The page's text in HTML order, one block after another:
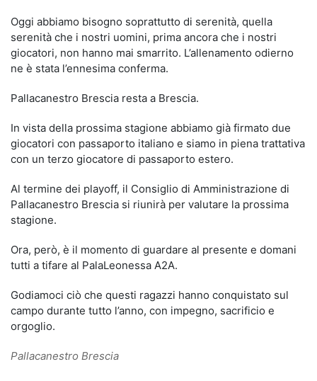
Oggi abbiamo bisogno soprattutto di serenità, quella
serenità che i nostri uomini, prima ancora che i nostri
giocatori, non hanno mai smarrito. L’allenamento odierno
ne è stata l’ennesima conferma.
Pallacanestro Brescia resta a Brescia.
In vista della prossima stagione abbiamo già firmato due
giocatori con passaporto italiano e siamo in piena trattativa
con un terzo giocatore di passaporto estero.
Al termine dei playoff, il Consiglio di Amministrazione di
Pallacanestro Brescia si riunirà per valutare la prossima
stagione.
Ora, però, è il momento di guardare al presente e domani
tutti a tifare al PalaLeonessa A2A.
Godiamoci ciò che questi ragazzi hanno conquistato sul
campo durante tutto l’anno, con impegno, sacrificio e
orgoglio.
Pallacanestro Brescia